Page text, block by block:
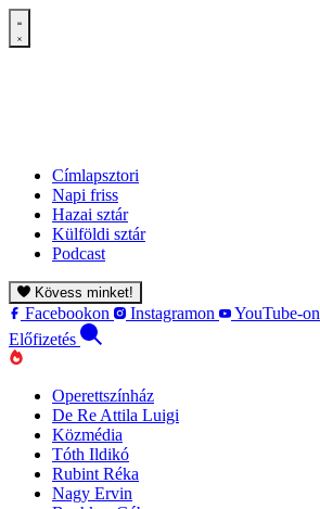
Címlapsztori
Napi friss
Hazai sztár
Külföldi sztár
Podcast
Kövess minket!
Facebookon Instagramon YouTube-on
Előfizetés
Operettszínház
De Re Attila Luigi
Közmédia
Tóth Ildikó
Rubint Réka
Nagy Ervin